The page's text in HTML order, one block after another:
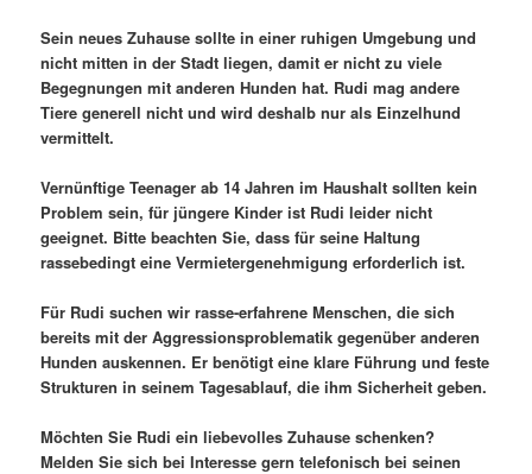
Sein neues Zuhause sollte in einer ruhigen Umgebung und
nicht mitten in der Stadt liegen, damit er nicht zu viele
Begegnungen mit anderen Hunden hat. Rudi mag andere
Tiere generell nicht und wird deshalb nur als Einzelhund
vermittelt.
Vernünftige Teenager ab 14 Jahren im Haushalt sollten kein
Problem sein, für jüngere Kinder ist Rudi leider nicht
geeignet. Bitte beachten Sie, dass für seine Haltung
rassebedingt eine Vermietergenehmigung erforderlich ist.
Für Rudi suchen wir rasse-erfahrene Menschen, die sich
bereits mit der Aggressionsproblematik gegenüber anderen
Hunden auskennen. Er benötigt eine klare Führung und feste
Strukturen in seinem Tagesablauf, die ihm Sicherheit geben.
Möchten Sie Rudi ein liebevolles Zuhause schenken?
Melden Sie sich bei Interesse gern telefonisch bei seinen